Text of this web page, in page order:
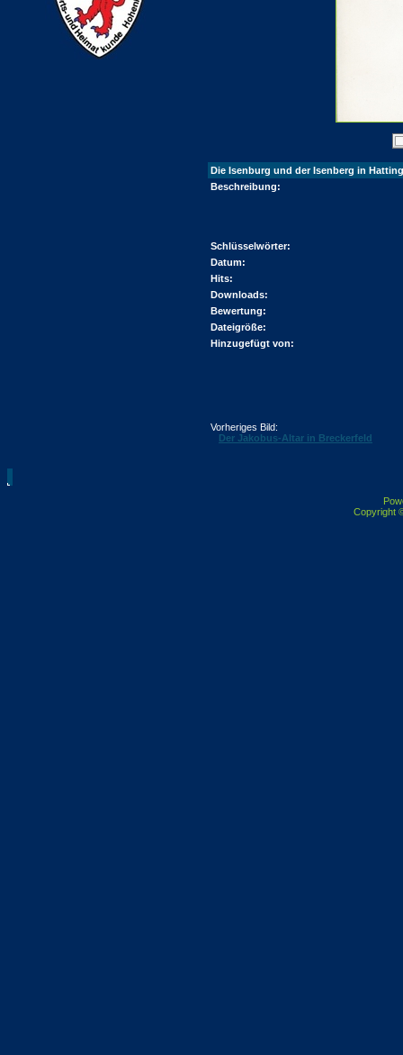
Die Isenburg und der Isenberg in
Beschreibung:
Schlüsselwörter:
Datum:
Hits:
Downloads:
Bewertung:
Dateigröße:
Hinzugefügt von:
Vorheriges Bild:
Der Jakobus-Altar in Breckerfeld
Copyright